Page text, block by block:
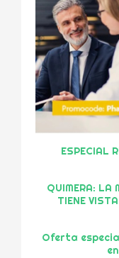
ESPECIAL
QUIMERA: LA
TIENE
Oferta